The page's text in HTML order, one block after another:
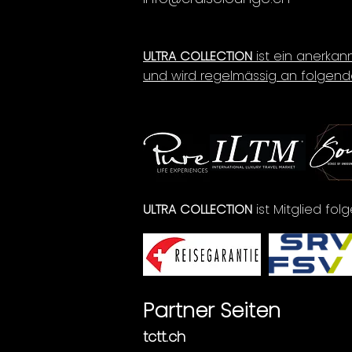
ULTRA COLLECTION ist ein
und wird regelmässig an
ULTRA COLLECTION ist Mitglied
Partner Seiten
tctt.ch